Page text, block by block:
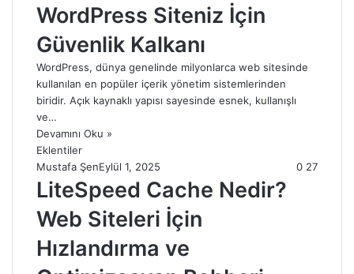
WordPress Siteniz İçin
Güvenlik Kalkanı
WordPress, dünya genelinde milyonlarca web sitesinde
kullanılan en popüler içerik yönetim sistemlerinden
biridir. Açık kaynaklı yapısı sayesinde esnek, kullanışlı
ve…
Devamını Oku »
Eklentiler
Mustafa ŞenEylül 1, 2025 0 27
LiteSpeed Cache Nedir?
Web Siteleri İçin
Hızlandırma ve